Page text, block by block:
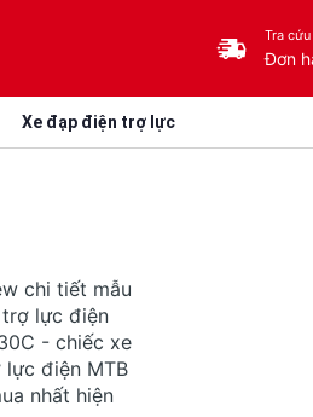
Tra cứu
Đơn
Xe đạp điện trợ lực